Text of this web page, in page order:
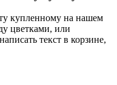
купленному на нашем
цветками, или
текст в корзине,